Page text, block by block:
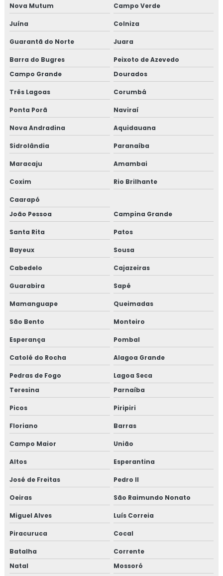
Nova Mutum Campo Verde
Juína Colniza
Guarantã do Norte Juara
Barra do Bugres
Peixoto de Azevedo
Campo Grande
Dourados
Três Lagoas Corumbá
Ponta Porã Naviraí
Nova Andradina Aquidauana
Sidrolândia Paranaíba
Maracaju Amambai
Coxim Rio Brilhante
Caarapó
João Pessoa
Campina Grande
Santa Rita Patos
Bayeux Sousa
Cabedelo Cajazeiras
Guarabira Sapé
Mamanguape Queimadas
São Bento Monteiro
Esperança Pombal
Catolé do Rocha Alagoa Grande
Pedras de Fogo
Lagoa Seca
Teresina
Parnaíba
Picos Piripiri
Floriano Barras
Campo Maior União
Altos Esperantina
José de Freitas Pedro II
Oeiras São Raimundo Nonato
Miguel Alves Luís Correia
Piracuruca Cocal
Batalha
Corrente
Natal
Mossoró